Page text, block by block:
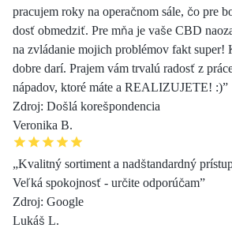
pracujem roky na operačnom sále, čo pre
dosť obmedziť. Pre mňa je vaše CBD
na zvládanie mojich problémov fakt super!
dobre darí. Prajem vám trvalú radosť z
nápadov, ktoré máte a REALIZUJETE! :)”
Zdroj: Došlá korešpondencia
Veronika B.
„Kvalitný sortiment a nadštandardný
Veľká spokojnosť - určite odporúčam”
Zdroj: Google
Lukáš L.